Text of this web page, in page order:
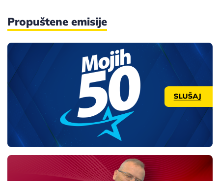
Propuštene emisije